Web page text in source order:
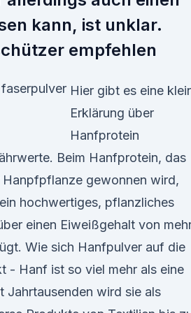
kann, ist unklar.
empfehlen
Hier gibt es eine
Erklärung über
Hanfprotein
Beim Hanfprotein, das
Hanpfpflanze gewonnen wird,
hochwertiges, pflanzliches
einen Eiweißgehalt von
Wie sich Hanfpulver auf die
- Hanf ist so viel mehr als eine
Jahrtausenden wird sie als